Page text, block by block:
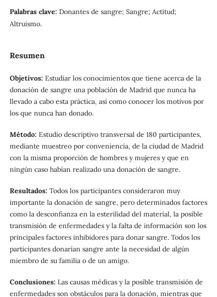
Palabras clave: Donantes de sangre; Sangre; Actitud;
Altruismo.
Resumen
Objetivos: Estudiar los conocimientos que tiene acerca de la
donación de sangre una población de Madrid que nunca ha
llevado a cabo esta práctica, así como conocer los motivos por
los que nunca han donado.
Método: Estudio descriptivo transversal de 180 participantes,
mediante muestreo por conveniencia, de la ciudad de Madrid
con la misma proporción de hombres y mujeres y que en
ningún caso habían realizado una donación de sangre.
Resultados: Todos los participantes consideraron muy
importante la donación de sangre, pero determinados factores
como la desconfianza en la esterilidad del material, la posible
transmisión de enfermedades y la falta de información son los
principales factores inhibidores para donar sangre. Todos los
participantes donarían sangre ante la necesidad de algún
miembro de su familia o de un amigo.
Conclusiones: Las causas médicas y la posible transmisión de
enfermedades son obstáculos para la donación, mientras que